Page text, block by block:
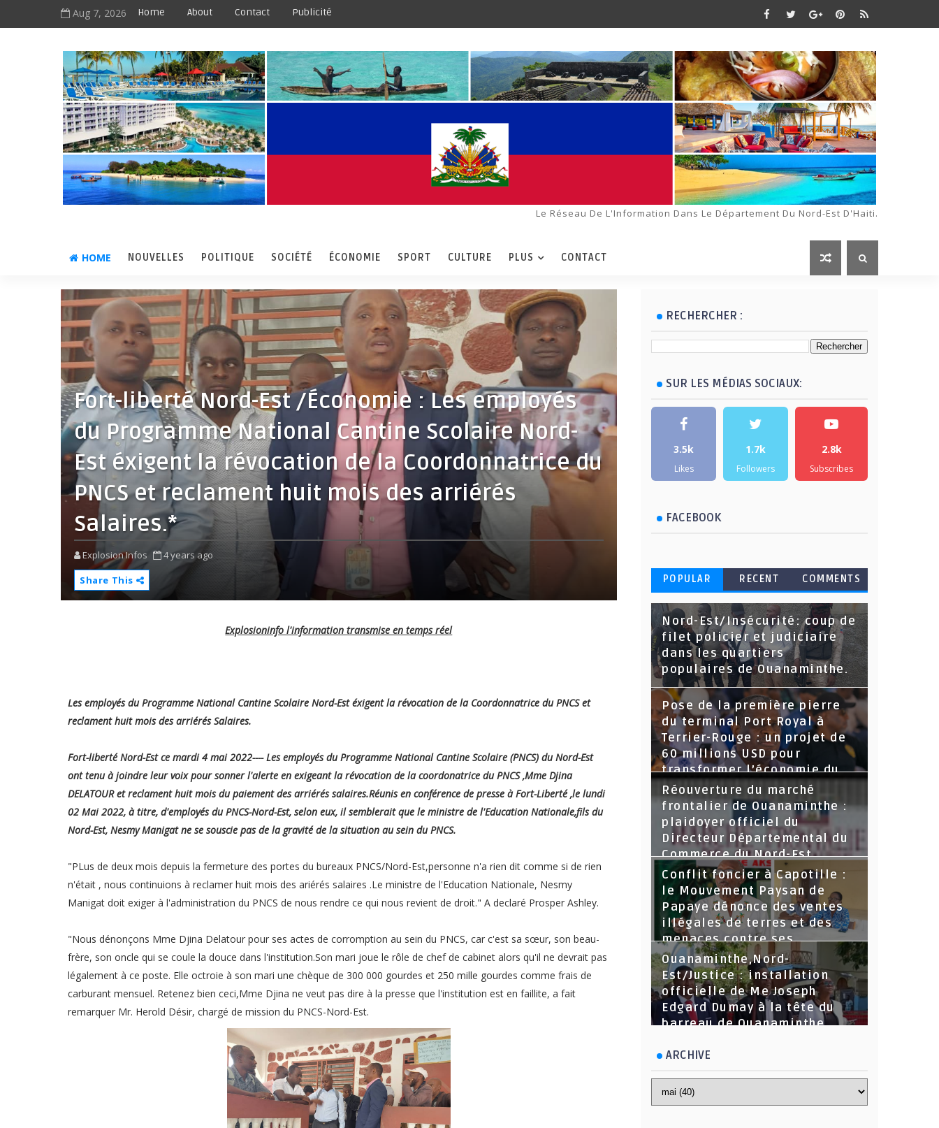
Aug 7, 2026 Home About Contact Publicité
Le Réseau De L'Information Dans Le Département Du Nord-Est D'Haiti.
HOME NOUVELLES POLITIQUE SOCIÉTÉ ÉCONOMIE SPORT CULTURE PLUS CONTACT
Fort-liberté Nord-Est /Économie : Les employés
du Programme National Cantine Scolaire Nord-
Est éxigent la révocation de la Coordonnatrice du
PNCS et reclament huit mois des arriérés
Salaires.*
Explosion Infos
4 years ago
Share This
Explosioninfo l'information transmise en temps réel
Les employés du Programme National Cantine Scolaire Nord-Est éxigent la révocation de la Coordonnatrice du PNCS et
reclament huit mois des arriérés Salaires.
Fort-liberté Nord-Est ce mardi 4 mai 2022---- Les employés du Programme National Cantine Scolaire (PNCS) du Nord-Est
ont tenu à joindre leur voix pour sonner l'alerte en exigeant la révocation de la coordonatrice du PNCS ,Mme Djina
DELATOUR et reclament huit mois du paiement des arriérés salaires.Réunis en conférence de presse à Fort-Liberté ,le lundi
02 Mai 2022, à titre, d'employés du PNCS-Nord-Est, selon eux, il semblerait que le ministre de l'Education Nationale,fils du
Nord-Est, Nesmy Manigat ne se souscie pas de la gravité de la situation au sein du PNCS.
"PLus de deux mois depuis la fermeture des portes du bureaux PNCS/Nord-Est,personne n'a rien dit comme si de rien
n'était , nous continuions à reclamer huit mois des ariérés salaires .Le ministre de l'Education Nationale, Nesmy
Manigat doit exiger à l'administration du PNCS de nous rendre ce qui nous revient de droit." A declaré Prosper Ashley.
"Nous dénonçons Mme Djina Delatour pour ses actes de corromption au sein du PNCS, car c'est sa sœur, son beau-
frère, son oncle qui se coule la douce dans l'institution.Son mari joue le rôle de chef de cabinet alors qu'il ne devrait pas
légalement à ce poste. Elle octroie à son mari une chèque de 300 000 gourdes et 250 mille gourdes comme frais de
carburant mensuel. Retenez bien ceci,Mme Djina ne veut pas dire à la presse que l'institution est en faillite, a fait
remarquer Mr. Herold Désir, chargé de mission du PNCS-Nord-Est.
RECHERCHER :
SUR LES MÉDIAS SOCIAUX:
3.5k
Likes
1.7k
Followers
2.8k
Subscribes
FACEBOOK
POPULAR RECENT COMMENTS
Nord-Est/Insécurité: coup de
filet policier et judiciaire
dans les quartiers
populaires de Ouanaminthe.
Pose de la première pierre
du terminal Port Royal à
Terrier-Rouge : un projet de
60 millions USD pour
transformer l’économie du
Nord-Est
Réouverture du marché
frontalier de Ouanaminthe :
plaidoyer officiel du
Directeur Départemental du
Commerce du Nord-Est.
Conflit foncier à Capotille :
le Mouvement Paysan de
Papaye dénonce des ventes
illégales de terres et des
menaces contre ses
dirigeants
Ouanaminthe,Nord-
Est/Justice : installation
officielle de Me Joseph
Edgard Dumay à la tête du
barreau de Ouanaminthe.
ARCHIVE